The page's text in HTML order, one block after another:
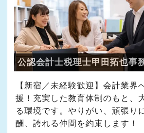
＜例えばこんな方におすすめで
・税務や経営サポートの業界で
い
・もっと幅広い経験を積んでス
い
・プライベートと資格取得の両
【”寄り添いたい”という自分の
たい方へ】
＜歓迎条件＞
◎日商簿記2級以上お持ちの方
◎税理士資格一科目以上合格して
＜例えばこんな方におすすめです
・勉強や子育てと両立できる仕
・安定した環境でコツコツ頑張
・家から近くて、駅からも近い
＜募集の背景＞
・事業拡大に伴う増員募集
・組織力強化に向けた採用
・将来の中核人材を募集
＜先輩スタッフの声＞
Q. 当事務所を選んだ理由は？
A. 幅広い業務を経験できる点に
所を決めました。
公認会計士税理士甲田拓也事
【新宿／未経験歓迎】会計業界
援！充実した教育体制のもと、
る環境です。やりがい、頑張り
酬、誇れる仲間を約束します！